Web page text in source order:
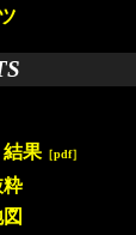
結果 ［pdf］
粋